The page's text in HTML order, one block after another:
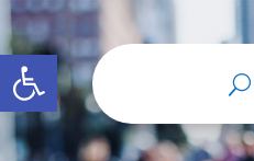
Abrir barra de herramientas